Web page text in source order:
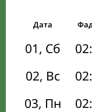
Дата
01, Сб
02, Вс
03, Пн